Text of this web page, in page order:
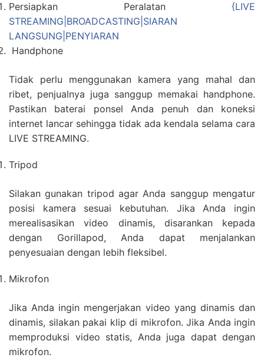
Persiapkan Peralatan {LIVE
STREAMING|BROADCASTING|SIARAN
LANGSUNG|PENYIARAN
Handphone
Tidak perlu menggunakan kamera yang mahal dan
ribet, penjualnya juga sanggup memakai handphone.
Pastikan baterai ponsel Anda penuh dan koneksi
internet lancar sehingga tidak ada kendala selama cara
LIVE STREAMING.
Tripod
Silakan gunakan tripod agar Anda sanggup mengatur
posisi kamera sesuai kebutuhan. Jika Anda ingin
merealisasikan video dinamis, disarankan kepada
dengan Gorillapod, Anda dapat menjalankan
penyesuaian dengan lebih fleksibel.
Mikrofon
Jika Anda ingin mengerjakan video yang dinamis dan
dinamis, silakan pakai klip di mikrofon. Jika Anda ingin
memproduksi video statis, Anda juga dapat dengan
mikrofon.